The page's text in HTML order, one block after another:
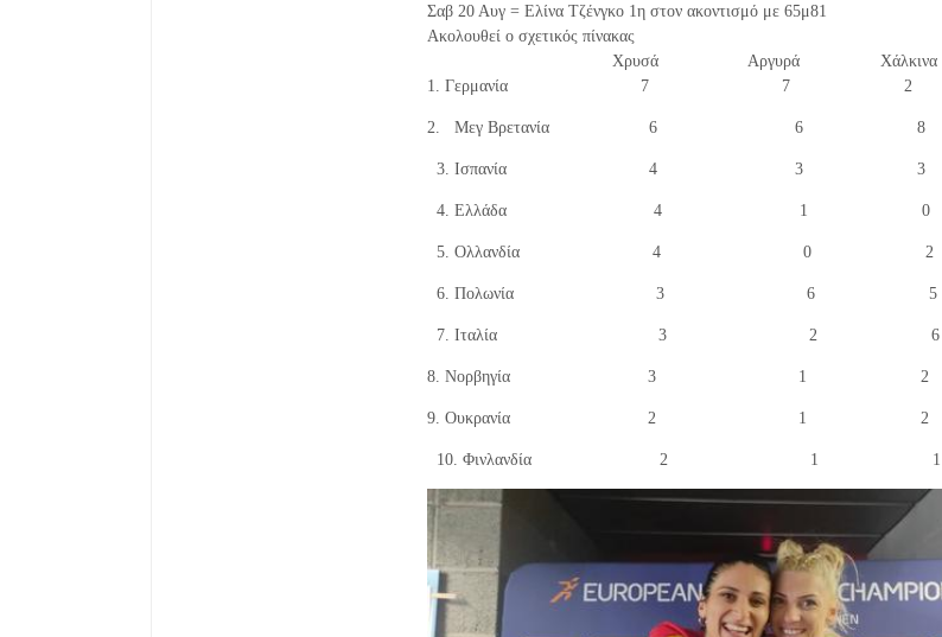
Σαβ 20 Αυγ = Ελίνα Τζένγκο 1η στον ακοντισμό με 65μ81
Ακολουθεί ο σχετικός πίνακας
Χρυσά Αργυρά Χάλκινα
1. Γερμανία 7 7 2
2. Μεγ Βρετανία 6 6 8
3. Ισπανία 4 3 3
4. Ελλάδα 4 1 0
5. Ολλανδία 4 0 2
6. Πολωνία 3 6 5
7. Ιταλία 3 2 6
8. Νορβηγία 3 1 2
9. Ουκρανία 2 1 2
10. Φινλανδία 2 1 1